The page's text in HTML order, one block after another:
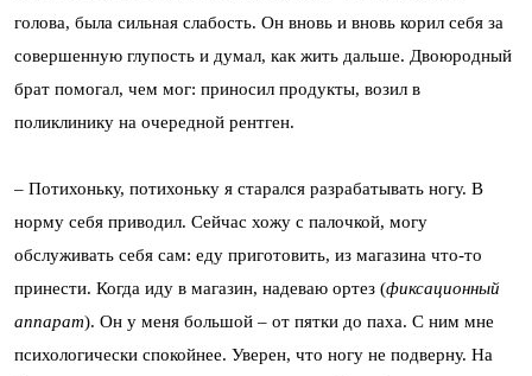
голова, была сильная слабость. Он вновь и вновь корил себя за
совершенную глупость и думал, как жить дальше. Двоюродный
брат помогал, чем мог: приносил продукты, возил в
поликлинику на очередной рентген.
– Потихоньку, потихоньку я старался разрабатывать ногу. В
норму себя приводил. Сейчас хожу с палочкой, могу
обслуживать себя сам: еду приготовить, из магазина что-то
принести. Когда иду в магазин, надеваю ортез (фиксационный
аппарат). Он у меня большой – от пятки до паха. С ним мне
психологически спокойнее. Уверен, что ногу не подверну. На